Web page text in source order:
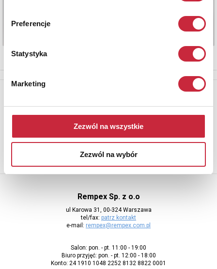
Preferencje
Statystyka
Marketing
Zezwól na wszystkie
Zezwól na wybór
Aby otrzymywać informacje o nowych aukcjach, prosimy podać
Rempex Sp. z o.o
ul Karowa 31, 00-324 Warszawa
tel/fax: patrz kontakt
e-mail: rempex@rempex.com.pl
Salon: pon. - pt. 11:00 - 19:00
Biuro przyjęć: pon. - pt. 12:00 - 18:00
Konto: 24 1910 1048 2252 8132 8822 0001